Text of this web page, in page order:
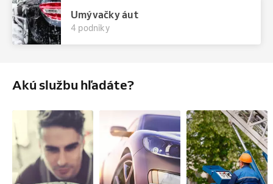
Umývačky áut
4 podniky
Akú službu hľadáte?